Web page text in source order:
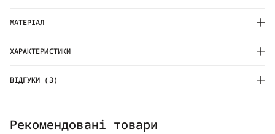
МАТЕРІАЛ
ХАРАКТЕРИСТИКИ
ВІДГУКИ (3)
Рекомендовані товари